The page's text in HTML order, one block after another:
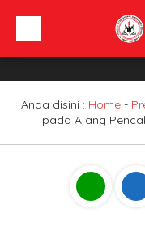
Profil Sekolah
Anda disini : Home -
pada Ajang